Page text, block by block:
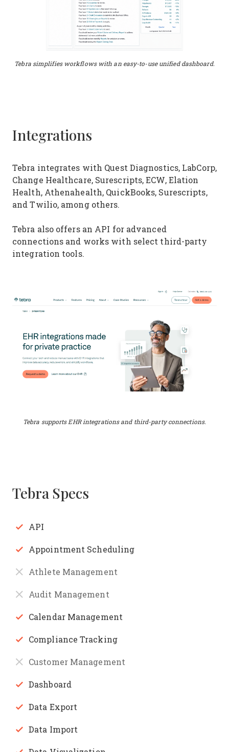
Tebra simplifies workflows with an easy-to-use unified dashboard.
Integrations
Tebra integrates with Quest Diagnostics, LabCorp,
Change Healthcare, Surescripts, ECW, Elation
Health, Athenahealth, QuickBooks, Surescripts,
and Twilio, among others.
Tebra also offers an API for advanced
connections and works with select third-party
integration tools.
Tebra supports EHR integrations and third-party connections.
Tebra Specs
API
Appointment Scheduling
Athlete Management
Audit Management
Calendar Management
Compliance Tracking
Customer Management
Dashboard
Data Export
Data Import